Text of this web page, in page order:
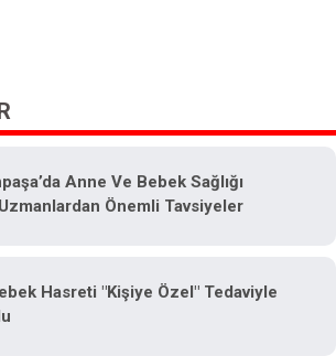
Anne Ve Bebek Sağlığı
Önemli Tavsiyeler
Hasreti "kişiye Özel" Tedaviyle